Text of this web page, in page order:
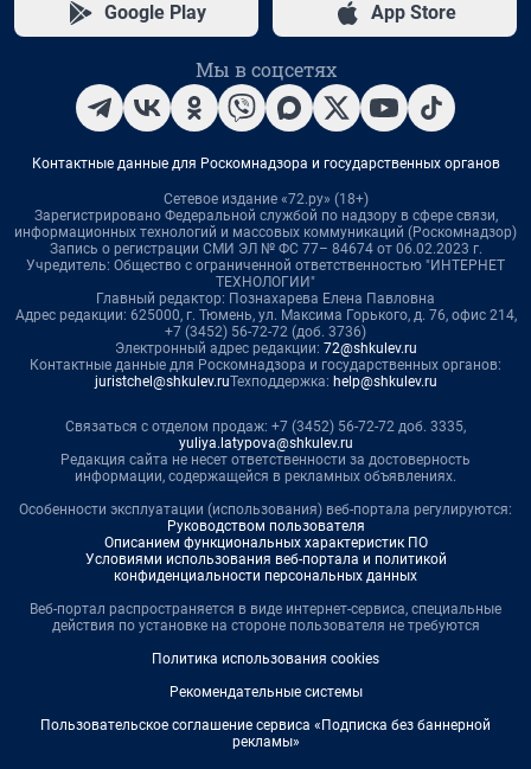
Google Play App Store
Мы в соцсетях
Контактные данные для Роскомнадзора и государственных органов
Сетевое издание «72.ру» (18+)
Зарегистрировано Федеральной службой по надзору в сфере связи,
информационных технологий и массовых коммуникаций (Роскомнадзор)
Запись о регистрации СМИ ЭЛ № ФС 77– 84674 от 06.02.2023 г.
Учредитель: Общество с ограниченной ответственностью "ИНТЕРНЕТ
ТЕХНОЛОГИИ"
Главный редактор: Познахарева Елена Павловна
Адрес редакции: 625000, г. Тюмень, ул. Максима Горького, д. 76, офис 214,
+7 (3452) 56-72-72 (доб. 3736)
Электронный адрес редакции: 72@shkulev.ru
Контактные данные для Роскомнадзора и государственных органов:
juristchel@shkulev.ruТехподдержка: help@shkulev.ru
Связаться с отделом продаж: +7 (3452) 56-72-72 доб. 3335,
yuliya.latypova@shkulev.ru
Редакция сайта не несет ответственности за достоверность
информации, содержащейся в рекламных объявлениях.
Особенности эксплуатации (использования) веб-портала регулируются:
Руководством пользователя
Описанием функциональных характеристик ПО
Условиями использования веб-портала и политикой
конфиденциальности персональных данных
Веб-портал распространяется в виде интернет-сервиса, специальные
действия по установке на стороне пользователя не требуются
Политика использования cookies
Рекомендательные системы
Пользовательское соглашение сервиса «Подписка без баннерной
рекламы»